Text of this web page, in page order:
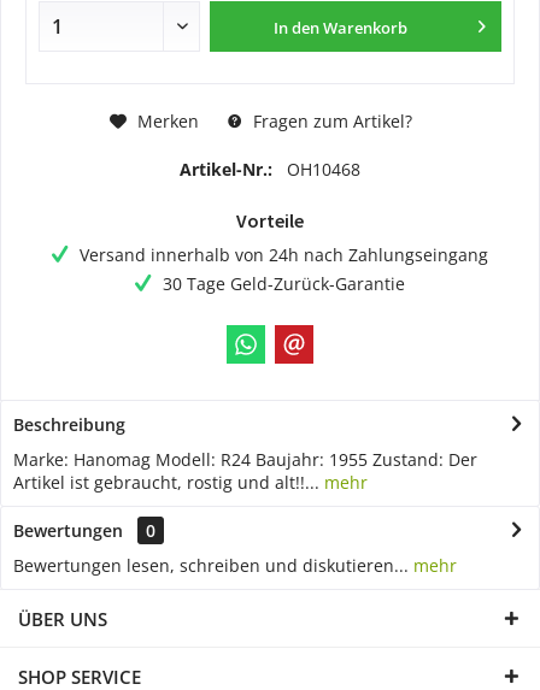
In denWarenkorb
Merken Fragen zum Artikel?
Artikel-Nr.: OH10468
Vorteile
Versand innerhalb von 24h nach Zahlungseingang
30 Tage Geld-Zurück-Garantie
Beschreibung
Marke: Hanomag Modell: R24 Baujahr: 1955 Zustand: Der
Artikel ist gebraucht, rostig und alt!!... mehr
Bewertungen
0
Bewertungen lesen, schreiben und diskutieren... mehr
ÜBER UNS
SHOP SERVICE